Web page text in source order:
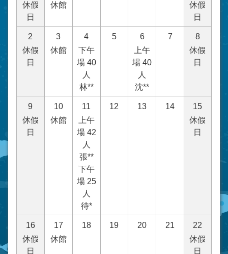
休假
日
休館
休假
日
2
休假
日
3
休館
4
下午
場 40
人
林**
5
6
上午
場 40
人
沈**
7
8
休假
日
9
休假
日
10
休館
11
上午
場 42
人
張**
下午
場 25
人
待*
12 13 14
15
休假
日
16
休假
日
17
休館
18 19 20 21
22
休假
日